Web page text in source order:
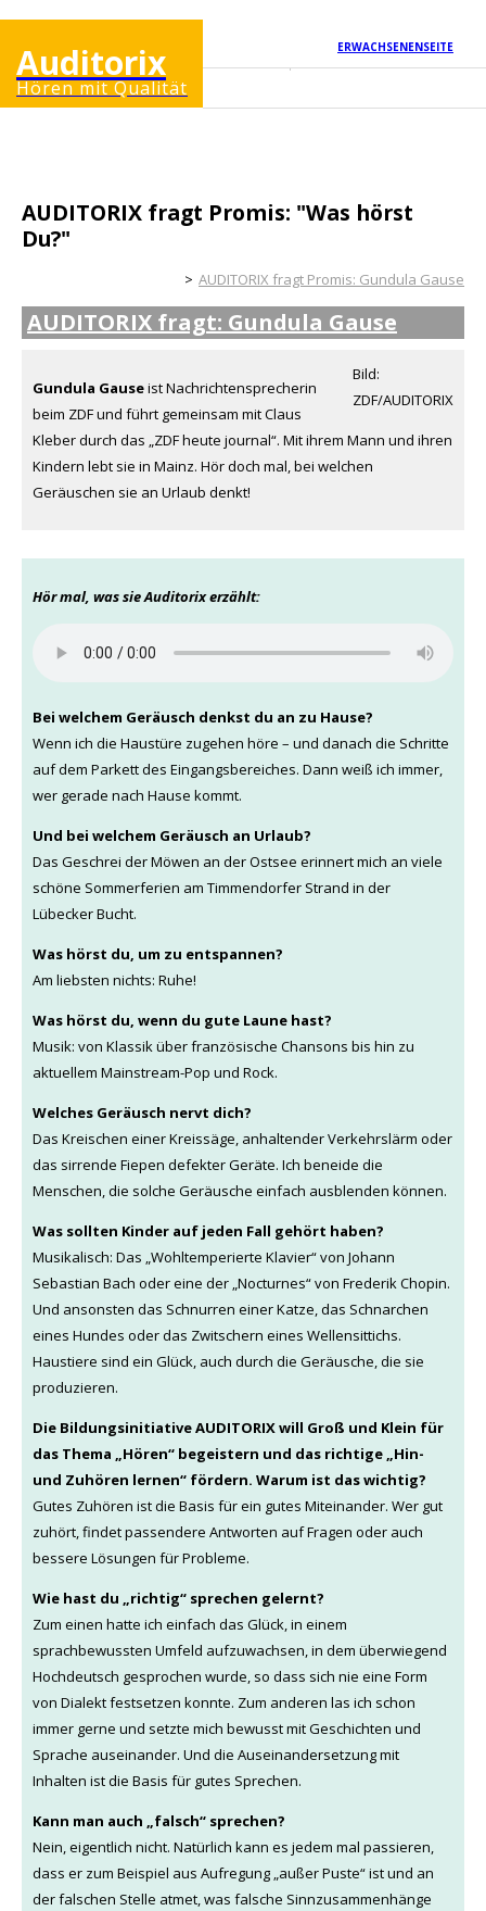
ERWACHSENENSEITE
Auditorix
Hören mit Qualität
AUDITORIX fragt Promis: "Was hörst
Du?"
KinderseiteAUDITORIX fragt Promis: Gundula Gause
AUDITORIX fragt: Gundula Gause
Bild:
ZDF/AUDITORIX
Gundula Gauseist Nachrichtensprecherin
beim ZDF und führt gemeinsam mit Claus
Kleber durch das „ZDF heute journal“. Mit ihrem Mann und ihren
Kindern lebt sie in Mainz. Hör doch mal, bei welchen
Geräuschen sie an Urlaub denkt!
Hör mal, was sie Auditorix erzählt:
Bei welchem Geräusch denkst du an zu Hause?
Wenn ich die Haustüre zugehen höre – und danach die Schritte
auf dem Parkett des Eingangsbereiches. Dann weiß ich immer,
wer gerade nach Hause kommt.
Und bei welchem Geräusch an Urlaub?
Das Geschrei der Möwen an der Ostsee erinnert mich an viele
schöne Sommerferien am Timmendorfer Strand in der
Lübecker Bucht.
Was hörst du, um zu entspannen?
Am liebsten nichts: Ruhe!
Was hörst du, wenn du gute Laune hast?
Musik: von Klassik über französische Chansons bis hin zu
aktuellem Mainstream-Pop und Rock.
Welches Geräusch nervt dich?
Das Kreischen einer Kreissäge, anhaltender Verkehrslärm oder
das sirrende Fiepen defekter Geräte. Ich beneide die
Menschen, die solche Geräusche einfach ausblenden können.
Was sollten Kinder auf jeden Fall gehört haben?
Musikalisch: Das „Wohltemperierte Klavier“ von Johann
Sebastian Bach oder eine der „Nocturnes“ von Frederik Chopin.
Und ansonsten das Schnurren einer Katze, das Schnarchen
eines Hundes oder das Zwitschern eines Wellensittichs.
Haustiere sind ein Glück, auch durch die Geräusche, die sie
produzieren.
Die Bildungsinitiative AUDITORIX will Groß und Klein für
das Thema „Hören“ begeistern und das richtige „Hin-
und Zuhören lernen“ fördern. Warum ist das wichtig?
Gutes Zuhören ist die Basis für ein gutes Miteinander. Wer gut
zuhört, findet passendere Antworten auf Fragen oder auch
bessere Lösungen für Probleme.
Wie hast du „richtig“ sprechen gelernt?
Zum einen hatte ich einfach das Glück, in einem
sprachbewussten Umfeld aufzuwachsen, in dem überwiegend
Hochdeutsch gesprochen wurde, so dass sich nie eine Form
von Dialekt festsetzen konnte. Zum anderen las ich schon
immer gerne und setzte mich bewusst mit Geschichten und
Sprache auseinander. Und die Auseinandersetzung mit
Inhalten ist die Basis für gutes Sprechen.
Kann man auch „falsch“ sprechen?
Nein, eigentlich nicht. Natürlich kann es jedem mal passieren,
dass er zum Beispiel aus Aufregung „außer Puste“ ist und an
der falschen Stelle atmet, was falsche Sinnzusammenhänge